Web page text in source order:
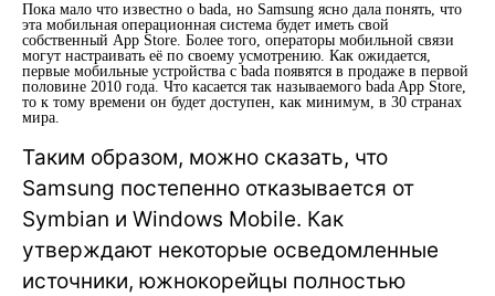
Пока мало что известно о bada, но Samsung ясно дала понять, что
эта мобильная операционная система будет иметь свой
собственный App Store. Более того, операторы мобильной связи
могут настраивать её по своему усмотрению. Как ожидается,
первые мобильные устройства с bada появятся в продаже в первой
половине 2010 года. Что касается так называемого bada App Store,
то к тому времени он будет доступен, как минимум, в 30 странах
мира.
Таким образом, можно сказать, что
Samsung постепенно отказывается от
Symbian и Windows Mobile. Как
утверждают некоторые осведомленные
источники, южнокорейцы полностью